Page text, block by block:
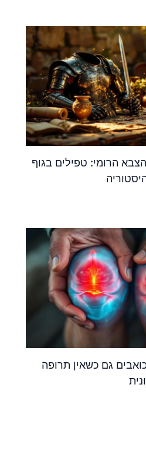
הרומי: טפילים בגוף
גם כשאין תרופה